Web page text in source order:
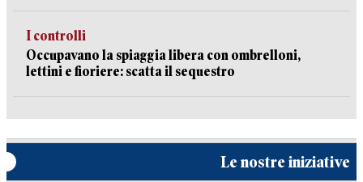
I controlli
Occupavano la spiaggia libera con ombrelloni,
lettini e fioriere: scatta il sequestro
Le nostre iniziative